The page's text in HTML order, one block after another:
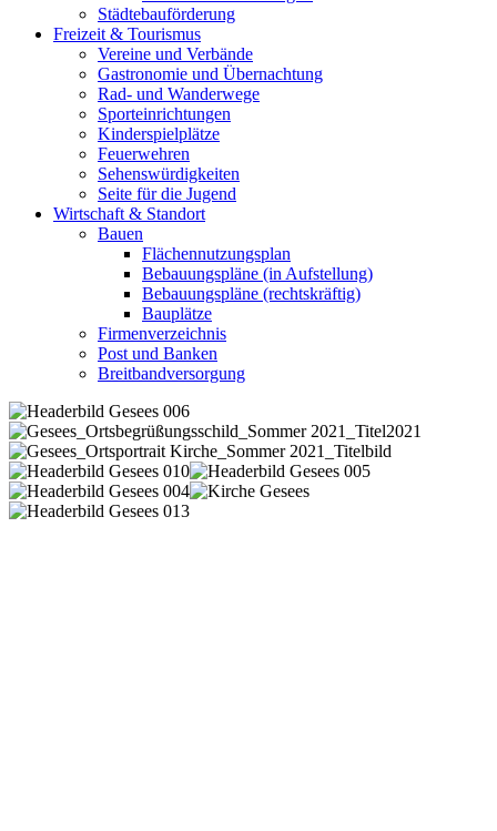
Städtebauförderung
Freizeit & Tourismus
Vereine und Verbände
Gastronomie und Übernachtung
Rad- und Wanderwege
Sporteinrichtungen
Kinderspielplätze
Feuerwehren
Sehenswürdigkeiten
Seite für die Jugend
Wirtschaft & Standort
Bauen
Flächennutzungsplan
Bebauungspläne (in Aufstellung)
Bebauungspläne (rechtskräftig)
Bauplätze
Firmenverzeichnis
Post und Banken
Breitbandversorgung